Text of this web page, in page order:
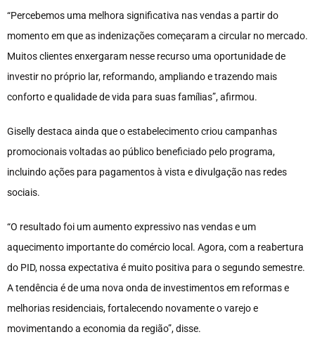
“Percebemos uma melhora significativa nas vendas a partir do
momento em que as indenizações começaram a circular no mercado.
Muitos clientes enxergaram nesse recurso uma oportunidade de
investir no próprio lar, reformando, ampliando e trazendo mais
conforto e qualidade de vida para suas famílias”, afirmou.
Giselly destaca ainda que o estabelecimento criou campanhas
promocionais voltadas ao público beneficiado pelo programa,
incluindo ações para pagamentos à vista e divulgação nas redes
sociais.
“O resultado foi um aumento expressivo nas vendas e um
aquecimento importante do comércio local. Agora, com a reabertura
do PID, nossa expectativa é muito positiva para o segundo semestre.
A tendência é de uma nova onda de investimentos em reformas e
melhorias residenciais, fortalecendo novamente o varejo e
movimentando a economia da região”, disse.